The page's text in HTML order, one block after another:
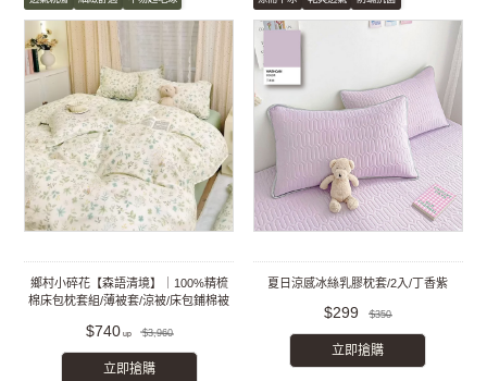
鄉村小碎花【森語清境】｜100%精梳
棉床包枕套組/薄被套/涼被/床包鋪棉被
$740 $3,960
立即搶購
夏日涼感冰絲乳膠枕套/2入/丁香紫
$299 $350
立即搶購